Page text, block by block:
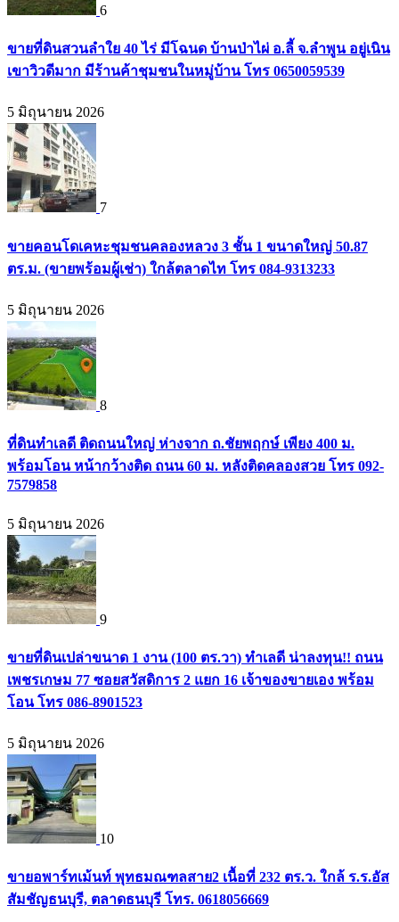
6
ขายที่ดินสวนลำใย 40 ไร่ มีโฉนด บ้านป่าไผ่ อ.ลี้ จ.ลำพูน อยู่เนิน
เขาวิวดีมาก มีร้านค้าชุมชนในหมู่บ้าน โทร 0650059539
5 มิถุนายน 2026
7
ขายคอนโดเคหะชุมชนคลองหลวง 3 ชั้น 1 ขนาดใหญ่ 50.87
ตร.ม. (ขายพร้อมผู้เช่า) ใกล้ตลาดไท โทร 084-9313233
5 มิถุนายน 2026
8
ที่ดินทำเลดี ติดถนนใหญ่ ห่างจาก ถ.ชัยพฤกษ์ เพียง 400 ม.
พร้อมโอน หน้ากว้างติด ถนน 60 ม. หลังติดคลองสวย โทร 092-
7579858
5 มิถุนายน 2026
9
ขายที่ดินเปล่าขนาด 1 งาน (100 ตร.วา) ทำเลดี น่าลงทุน!! ถนน
เพชรเกษม 77 ซอยสวัสดิการ 2 แยก 16 เจ้าของขายเอง พร้อม
โอน โทร 086-8901523
5 มิถุนายน 2026
10
ขายอพาร์ทเม้นท์ พุทธมณฑลสาย2 เนื้อที่ 232 ตร.ว. ใกล้ ร.ร.อัส
สัมชัญธนบุรี, ตลาดธนบุรี โทร. 0618056669